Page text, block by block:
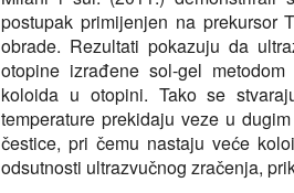
postupak primijenjen na
obrade. Rezultati pokazuju da
otopine izrađene sol-gel
koloida u otopini. Tako se
temperature prekidaju veze u
čestice, pri čemu nastaju veće
odsutnosti ultrazvučnog zračenja,